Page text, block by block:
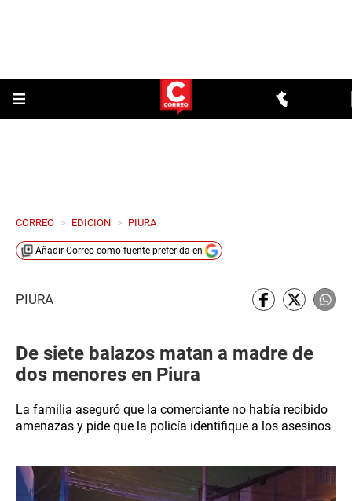
CORREO > EDICION > PIURA
Añadir Correo como fuente preferida en
PIURA
De siete balazos matan a madre de
dos menores en Piura
La familia aseguró que la comerciante no había recibido
amenazas y pide que la policía identifique a los asesinos